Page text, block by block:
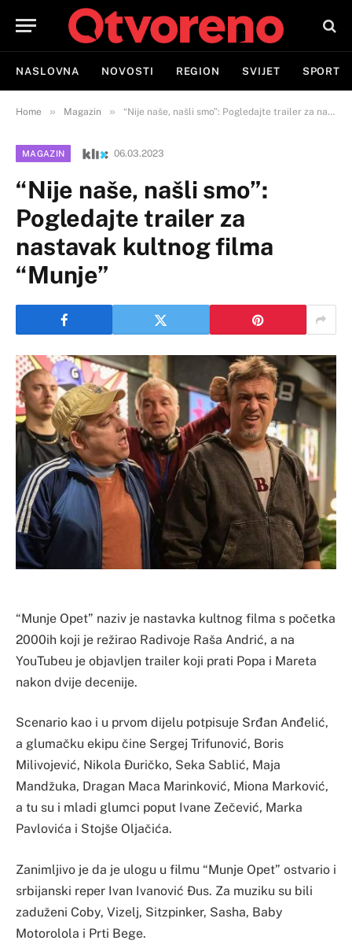
NASLOVNA NOVOSTI REGION SVIJET SPORT
Home » Magazin » “Nije naše, našli smo”: Pogledajte trailer za nastavak kultnog filma “Munje”
MAGAZIN 06.03.2023
“Nije naše, našli smo”:
Pogledajte trailer za
nastavak kultnog filma
“Munje”
“Munje Opet” naziv je nastavka kultnog filma s početka
2000ih koji je režirao Radivoje Raša Andrić, a na
YouTubeu je objavljen trailer koji prati Popa i Mareta
nakon dvije decenije.
Scenario kao i u prvom dijelu potpisuje Srđan Anđelić,
a glumačku ekipu čine Sergej Trifunović, Boris
Milivojević, Nikola Đuričko, Seka Sablić, Maja
Mandžuka, Dragan Maca Marinković, Miona Marković,
a tu su i mladi glumci poput Ivane Zečević, Marka
Pavlovića i Stojše Oljačića.
Zanimljivo je da je ulogu u filmu “Munje Opet” ostvario i
srbijanski reper Ivan Ivanović Đus. Za muziku su bili
zaduženi Coby, Vizelj, Sitzpinker, Sasha, Baby
Motorolola i Prti Bege.